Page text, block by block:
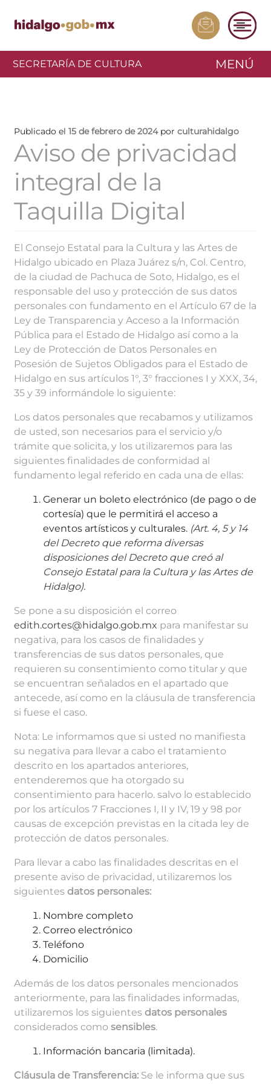
SECRETARÍA DE CULTURA MENÚ
Publicado el 15 de febrero de 2024 por culturahidalgo
Aviso de privacidad
integral de la
Taquilla Digital
El Consejo Estatal para la Cultura y las Artes de
Hidalgo ubicado en Plaza Juárez s/n, Col. Centro,
de la ciudad de Pachuca de Soto, Hidalgo, es el
responsable del uso y protección de sus datos
personales con fundamento en el Artículo 67 de la
Ley de Transparencia y Acceso a la Información
Pública para el Estado de Hidalgo así como a la
Ley de Protección de Datos Personales en
Posesión de Sujetos Obligados para el Estado de
Hidalgo en sus artículos 1°, 3° fracciones I y XXX, 34,
35 y 39 informándole lo siguiente:
Los datos personales que recabamos y utilizamos
de usted, son necesarios para el servicio y/o
trámite que solicita, y los utilizaremos para las
siguientes finalidades de conformidad al
fundamento legal referido en cada una de ellas:
Generar un boleto electrónico (de pago o de
cortesía) que le permitirá el acceso a
eventos artísticos y culturales. (Art. 4, 5 y 14
del Decreto que reforma diversas
disposiciones del Decreto que creó al
Consejo Estatal para la Cultura y las Artes de
Hidalgo).
Se pone a su disposición el correo
edith.cortes@hidalgo.gob.mx para manifestar su
negativa, para los casos de finalidades y
transferencias de sus datos personales, que
requieren su consentimiento como titular y que
se encuentran señalados en el apartado que
antecede, así como en la cláusula de transferencia
si fuese el caso.
Nota: Le informamos que si usted no manifiesta
su negativa para llevar a cabo el tratamiento
descrito en los apartados anteriores,
entenderemos que ha otorgado su
consentimiento para hacerlo. salvo lo establecido
por los artículos 7 Fracciones I, II y IV, 19 y 98 por
causas de excepción previstas en la citada ley de
protección de datos personales.
Para llevar a cabo las finalidades descritas en el
presente aviso de privacidad, utilizaremos los
siguientes datos personales:
Nombre completo
Correo electrónico
Teléfono
Domicilio
Además de los datos personales mencionados
anteriormente, para las finalidades informadas,
utilizaremos los siguientes datos personales
considerados como sensibles.
Información bancaria (limitada).
Cláusula de Transferencia: Se le informa que sus